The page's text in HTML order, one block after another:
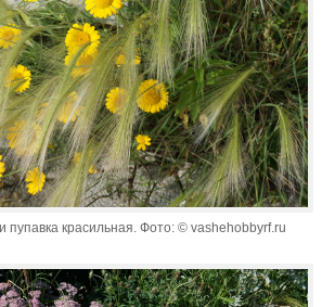
пупавка красильная. Фото: © vashehobbyrf.ru